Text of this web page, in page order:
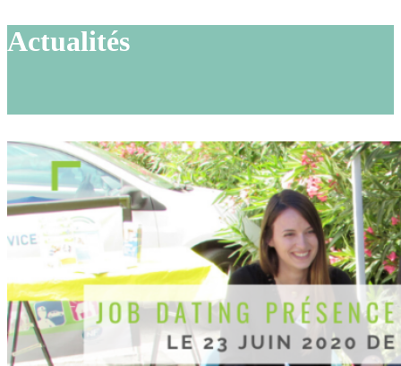
Actualités